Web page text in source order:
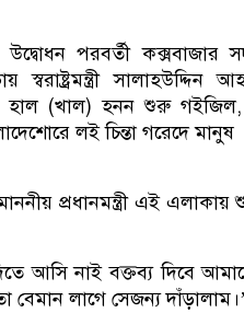
পরবর্তী কক্সবাজার
সালাহউদ্দিন
হাল (খাল) হনন শুরু গইজিল,
লই চিন্তা গরেদে
প্রধানমন্ত্রী এই এলাকায়
আসি নাই বক্তব্য দিবে
লাগে সেজন্য দাঁড়ালাম।’